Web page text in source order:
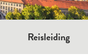
Reisleiding